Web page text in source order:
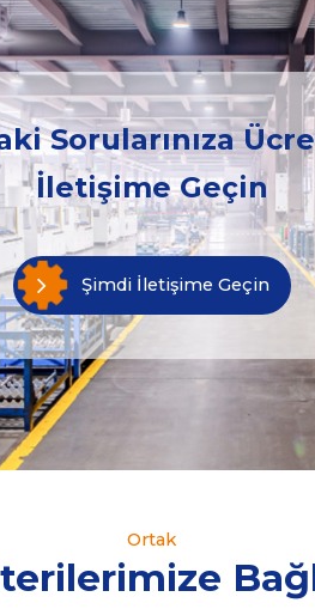
Sorularınıza
İletişime Geçin
Şimdi İletişime Geçin
Ortak